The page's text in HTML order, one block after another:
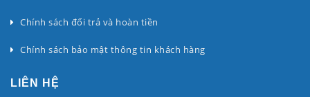
Chính sách đổi trả và hoàn tiền
Chính sách bảo mật thông tin khách hàng
LIÊN HỆ